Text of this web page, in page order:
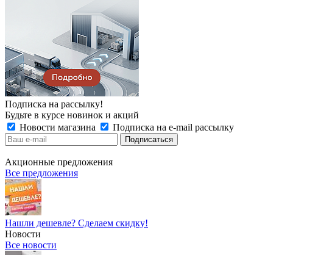
Подписка на рассылку!
Будьте в курсе новинок и акций
Новости магазина
Подписка на e-mail рассылку
Акционные предложения
Все предложения
Нашли дешевле? Сделаем скидку!
Новости
Все новости